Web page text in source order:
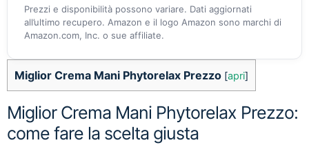
Prezzi e disponibilità possono variare. Dati aggiornati
all’ultimo recupero. Amazon e il logo Amazon sono marchi di
Amazon.com, Inc. o sue affiliate.
Miglior Crema Mani Phytorelax Prezzo [apri]
Miglior Crema Mani Phytorelax Prezzo:
come fare la scelta giusta